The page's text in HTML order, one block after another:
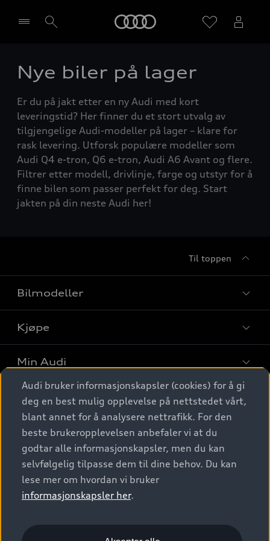
Velg forhandler
Nye biler på lager
Er du på jakt etter en ny Audi med kort
leveringstid? Her finner du et stort utvalg av
tilgjengelige Audi-modeller på lager – klare for
rask levering. Utforsk populære modeller som
Audi Q4 e-tron, Q6 e-tron, Audi A6 Avant og flere.
Filtrer etter modell, drivlinje, farge og utstyr for å
finne bilen som passer perfekt for deg. Start
jakten på din neste Audi her!
Til toppen
Bilmodeller
Finn din Audi
Sammenlign bilmodeller
Elbiler
SUV
Stasjonsvogn
Sportback
S/RS
Konseptbiler og prototyper
Kjøpe
Kjøpshjelp
Biler på lager
Finn forhandler
Bestill prøvekjøring
Kontakt forhandler
Bilgarantier
Min Audi
Behold nybilfølelsen
Audi Originalt tilbehør
Verkstedtjenester
Digitale tjenester
Audi digitale tjenester
Audi connect
Functions on demand
Kom i gang med myAudi
Audi Norge
Kundeservice
Audi Driving Experience
© 2026 AUDI NORGE. All Rights Reserved.
Audi bruker informasjonskapsler (cookies) for å gi
deg en best mulig opplevelse på nettstedet vårt,
blant annet for å analysere nettrafikk. For den
beste brukeropplevelsen anbefaler vi at du
godtar alle informasjonskapsler, men du kan
selvfølgelig tilpasse dem til dine behov. Du kan
lese mer om hvordan vi bruker
informasjonskapsler her.